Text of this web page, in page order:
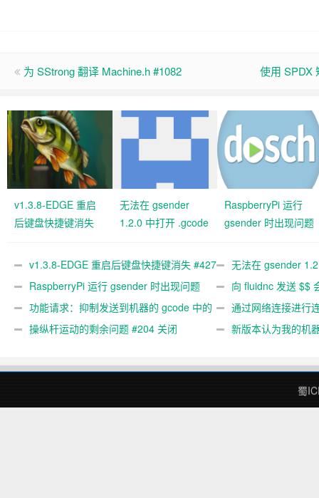
为 SStrong 翻译 Machine.h #1082 使用 SPDX
v1.3.8-EDGE 重启
后键盘快捷键消失
无法在 gsender
1.2.0 中打开 .gcode
RaspberryPi 运行
gsender 时出现问题
v1.3.8-EDGE 重启后键盘快捷键消失 #427
关闭
无法在 gsender
#367
RaspberryPi 运行 gsender 时出现问题
#89
向 fluidnc 发送 $$
#473
功能请求：抑制发送到机器的 gcode 中的
gcode 注释。 #444 关闭
通过网络连接进行
操纵杆运动的剩余问题 #204 关闭
新版本认为我的机
蜀